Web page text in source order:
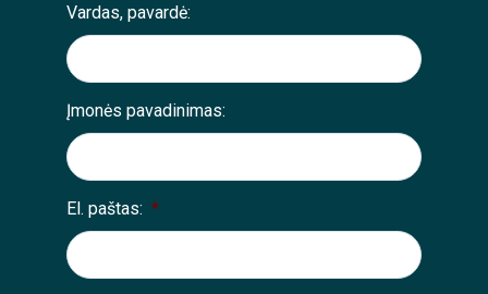
Vardas, pavardė:
Įmonės pavadinimas:
El. paštas: *